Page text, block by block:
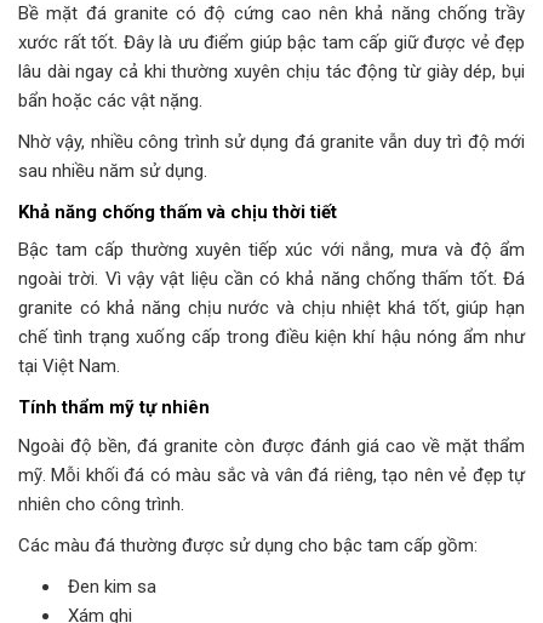
Bề mặt đá granite có độ cứng cao nên khả năng chống trầy
xước rất tốt. Đây là ưu điểm giúp bậc tam cấp giữ được vẻ đẹp
lâu dài ngay cả khi thường xuyên chịu tác động từ giày dép, bụi
bẩn hoặc các vật nặng.
Nhờ vậy, nhiều công trình sử dụng đá granite vẫn duy trì độ mới
sau nhiều năm sử dụng.
Khả năng chống thấm và chịu thời tiết
Bậc tam cấp thường xuyên tiếp xúc với nắng, mưa và độ ẩm
ngoài trời. Vì vậy vật liệu cần có khả năng chống thấm tốt. Đá
granite có khả năng chịu nước và chịu nhiệt khá tốt, giúp hạn
chế tình trạng xuống cấp trong điều kiện khí hậu nóng ẩm như
tại Việt Nam.
Tính thẩm mỹ tự nhiên
Ngoài độ bền, đá granite còn được đánh giá cao về mặt thẩm
mỹ. Mỗi khối đá có màu sắc và vân đá riêng, tạo nên vẻ đẹp tự
nhiên cho công trình.
Các màu đá thường được sử dụng cho bậc tam cấp gồm:
Đen kim sa
Xám ghi